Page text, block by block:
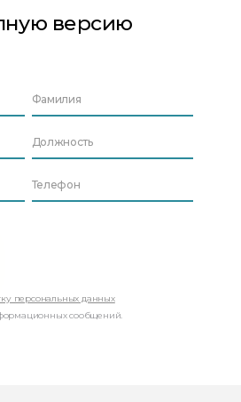
версию
персональных данных
сообщений.